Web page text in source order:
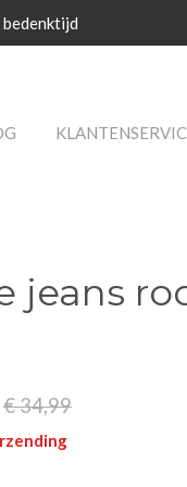
jeans
€ 34,99